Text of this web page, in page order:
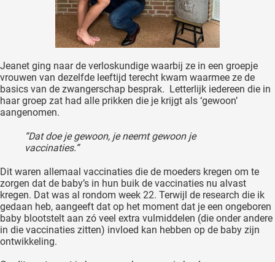
Jeanet ging naar de verloskundige waarbij ze in een groepje
vrouwen van dezelfde leeftijd terecht kwam waarmee ze de
basics van de zwangerschap besprak. Letterlijk iedereen die in
haar groep zat had alle prikken die je krijgt als ‘gewoon’
aangenomen.
“Dat doe je gewoon, je neemt gewoon je
vaccinaties.”
Dit waren allemaal vaccinaties die de moeders kregen om te
zorgen dat de baby’s in hun buik de vaccinaties nu alvast
kregen. Dat was al rondom week 22. Terwijl de research die ik
gedaan heb, aangeeft dat op het moment dat je een ongeboren
baby blootstelt aan zó veel extra vulmiddelen (die onder andere
in die vaccinaties zitten) invloed kan hebben op de baby zijn
ontwikkeling.